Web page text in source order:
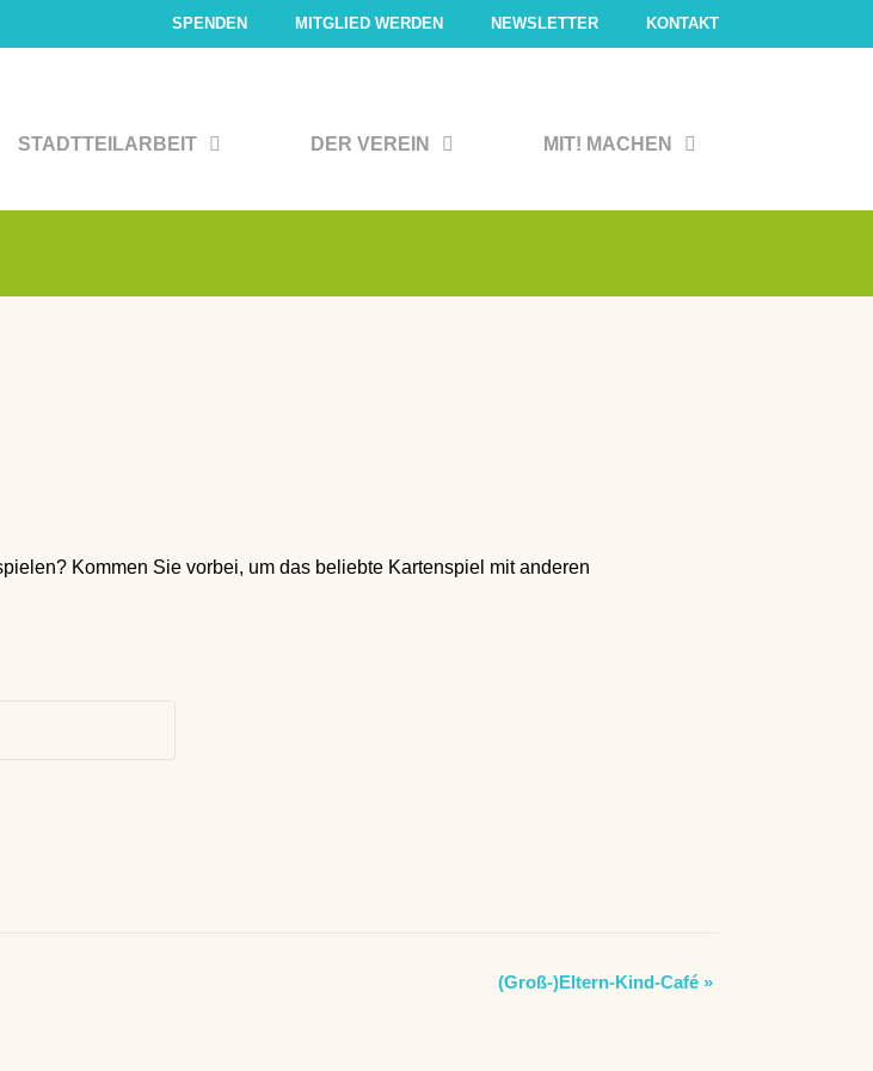
SPENDEN MITGLIED WERDEN NEWSLETTER KONTAKT
STADTTEILARBEIT DER VEREIN MIT! MACHEN
Kommen Sie vorbei, um das beliebte Kartenspiel mit anderen
(Groß-)Eltern-Kind-Café »